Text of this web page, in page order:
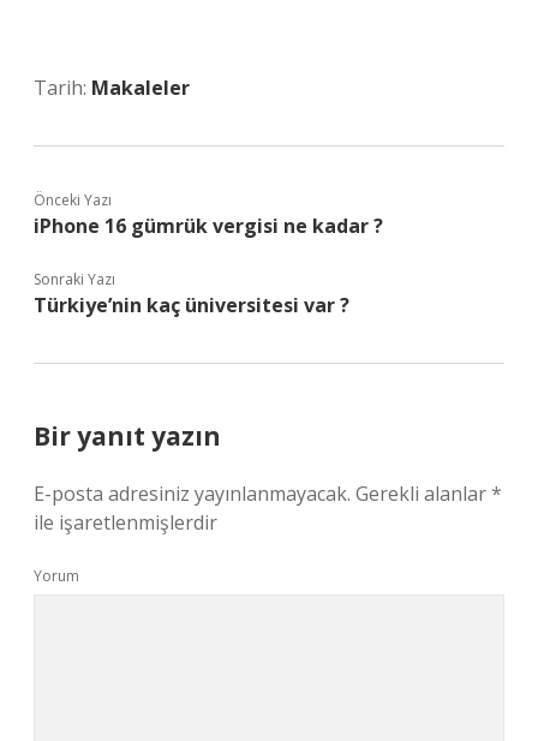
Tarih: Makaleler
Önceki Yazı
iPhone 16 gümrük vergisi ne kadar ?
Sonraki Yazı
Türkiye’nin kaç üniversitesi var ?
Bir yanıt yazın
E-posta adresiniz yayınlanmayacak. Gerekli alanlar*
ile işaretlenmişlerdir
Yorum